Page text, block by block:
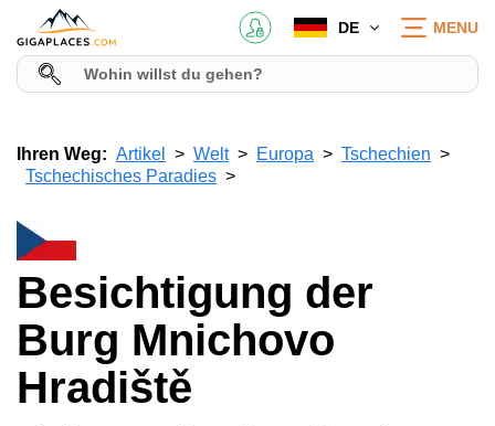
DE MENU
Ihren Weg: Artikel Welt Europa
Tschechien
Tschechisches Paradies
Besichtigung der
Burg Mnichovo
Hradiště